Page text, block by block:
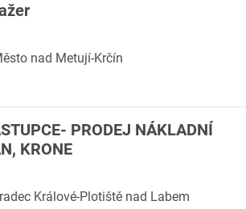
nad Metují-Krčín
PRODEJ NÁKLADNÍ
KRONE
Králové-Plotiště nad Labem